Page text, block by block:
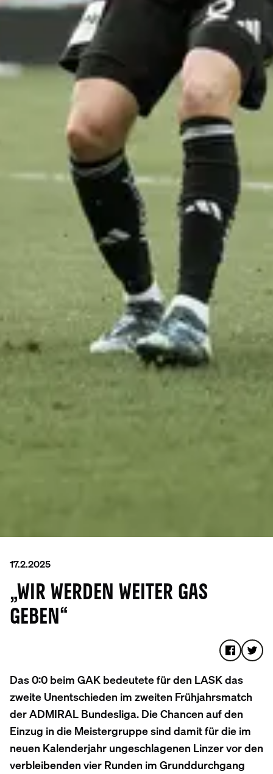
17.2.2025
„WIR WERDEN WEITER GAS
GEBEN“
Das 0:0 beim GAK bedeutete für den LASK das
zweite Unentschieden im zweiten Frühjahrsmatch
der ADMIRAL Bundesliga. Die Chancen auf den
Einzug in die Meistergruppe sind damit für die im
neuen Kalenderjahr ungeschlagenen Linzer vor den
verbleibenden vier Runden im Grunddurchgang